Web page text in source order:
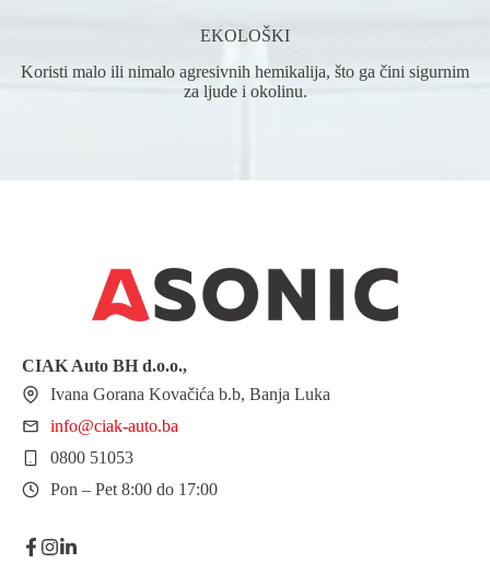
EKOLOŠKI
Koristi malo ili nimalo agresivnih hemikalija, što ga čini sigurnim
za ljude i okolinu.
CIAK Auto BH d.o.o.,
Ivana Gorana Kovačića b.b, Banja Luka
info@ciak-auto.ba
0800 51053
Pon – Pet 8:00 do 17:00